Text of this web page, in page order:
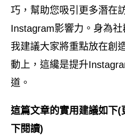
巧，幫助您吸引更多潛在
Instagram影響力。身為社
我建議大家將重點放在創
動上，這纔是提升
道。
這篇文章的實用建議如下(
下閱讀)